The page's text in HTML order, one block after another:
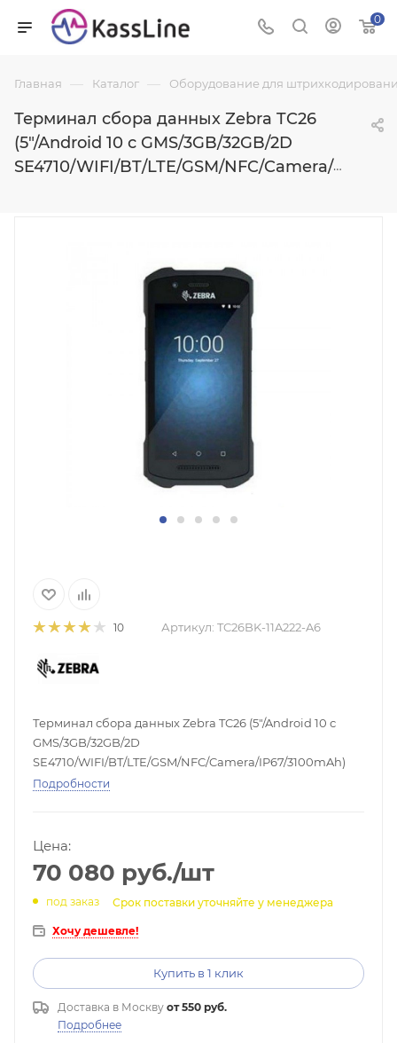
0
Главная — Каталог — Оборудование для
Терминал сбора данных Zebra TC26
(5"/Android 10 с GMS/3GB/32GB/2D
SE4710/WIFI/BT/LTE/GSM/NFC/Camera/IP67/3100mAh)
10 Артикул: TC26BK-11A222-A6
Терминал сбора данных Zebra TC26 (5"/Android 10 с
GMS/3GB/32GB/2D
SE4710/WIFI/BT/LTE/GSM/NFC/Camera/IP67/3100mAh)
Подробности
Цена:
70 080 руб./шт
под заказ Срок поставки уточняйте у менеджера
Хочу дешевле!
Купить в 1 клик
Доставка в Москву от 550 руб.
Подробнее